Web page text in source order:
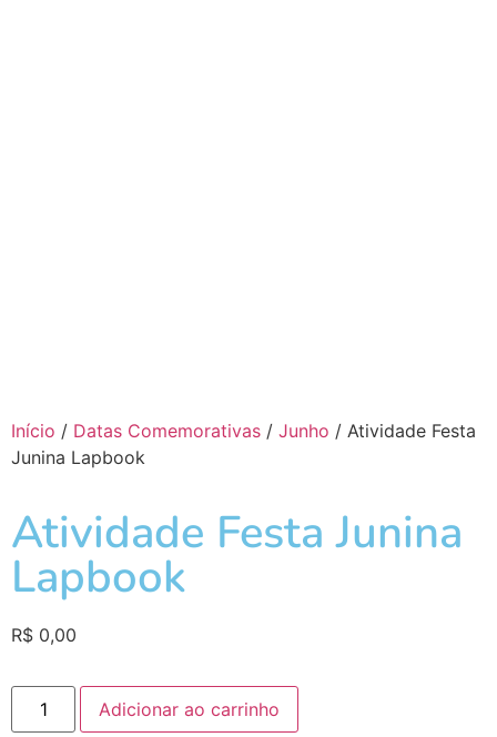
Início / Datas Comemorativas / Junho / Atividade Festa
Junina Lapbook
Atividade Festa Junina
Lapbook
R$ 0,00
Adicionar ao carrinho